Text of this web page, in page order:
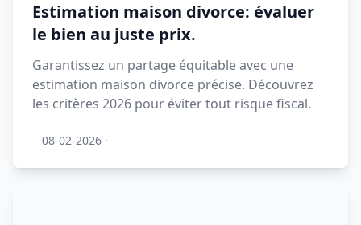
Estimation maison divorce: évaluer
le bien au juste prix.
Garantissez un partage équitable avec une
estimation maison divorce précise. Découvrez
les critères 2026 pour éviter tout risque fiscal.
08-02-2026 ·